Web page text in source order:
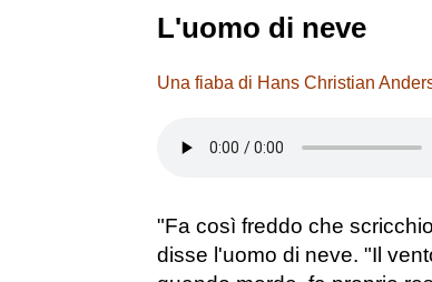
L'uomo di neve
Una fiaba di Hans Christian
"Fa così freddo che
disse l'uomo di neve. "Il